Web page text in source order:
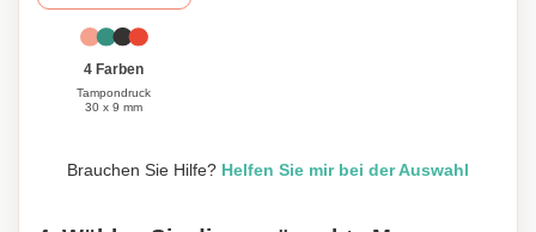
4 Farben
Tampondruck
30 x 9 mm
Brauchen Sie Hilfe? Helfen Sie mir bei der Auswahl